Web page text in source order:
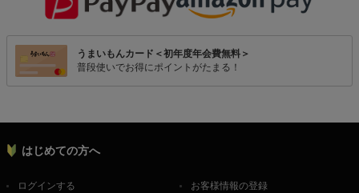
うまいもんカード＜初年度年会費無料＞
普段使いでお得にポイントがたまる！
はじめての方へ
ログインする お客様情報の登録